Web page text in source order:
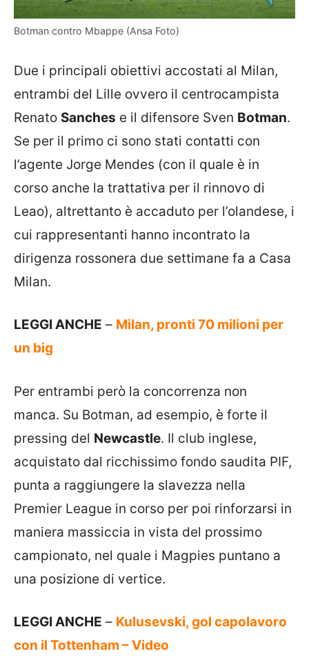
Botman contro Mbappe (Ansa Foto)
Due i principali obiettivi accostati al Milan,
entrambi del Lille ovvero il centrocampista
Renato Sanches e il difensore Sven Botman.
Se per il primo ci sono stati contatti con
l’agente Jorge Mendes (con il quale è in
corso anche la trattativa per il rinnovo di
Leao), altrettanto è accaduto per l’olandese, i
cui rappresentanti hanno incontrato la
dirigenza rossonera due settimane fa a Casa
Milan.
LEGGI ANCHE – Milan, pronti 70 milioni per
un big
Per entrambi però la concorrenza non
manca. Su Botman, ad esempio, è forte il
pressing del Newcastle. Il club inglese,
acquistato dal ricchissimo fondo saudita PIF,
punta a raggiungere la slavezza nella
Premier League in corso per poi rinforzarsi in
maniera massiccia in vista del prossimo
campionato, nel quale i Magpies puntano a
una posizione di vertice.
LEGGI ANCHE – Kulusevski, gol capolavoro
con il Tottenham – Video